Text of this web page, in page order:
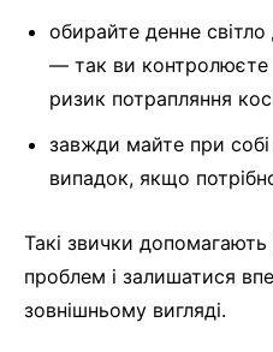
обирайте денне
— так ви контролюєте
ризик потрапляння
завжди майте при
випадок, якщо
Такі звички допомагають
проблем і залишатися
зовнішньому вигляді.